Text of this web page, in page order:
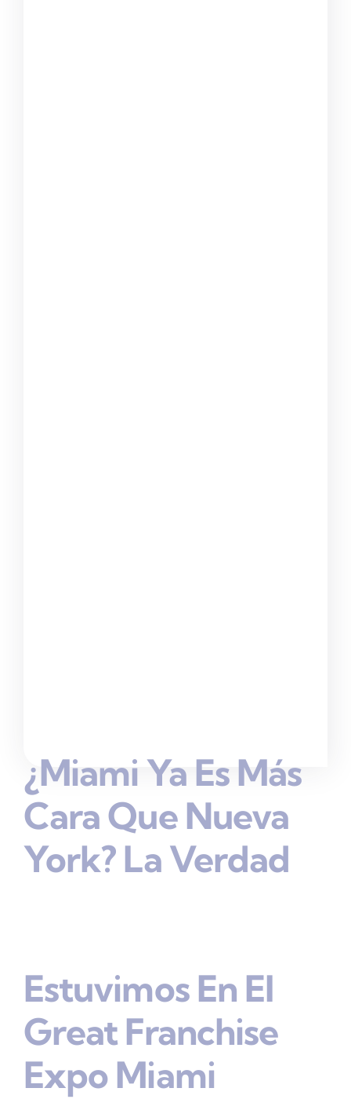
¿Miami Ya Es Más
Cara Que Nueva
York? La Verdad
Estuvimos En El
Great Franchise
Expo Miami